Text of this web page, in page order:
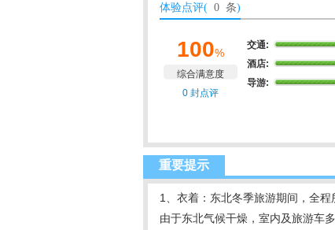
体验点评( 0 条)
100%
综合满意度
0 封点评
交通:
酒店:
导游:
重要提示
1、衣着：东北冬季旅游期间，全
由于东北气候干燥，室内及旅游车